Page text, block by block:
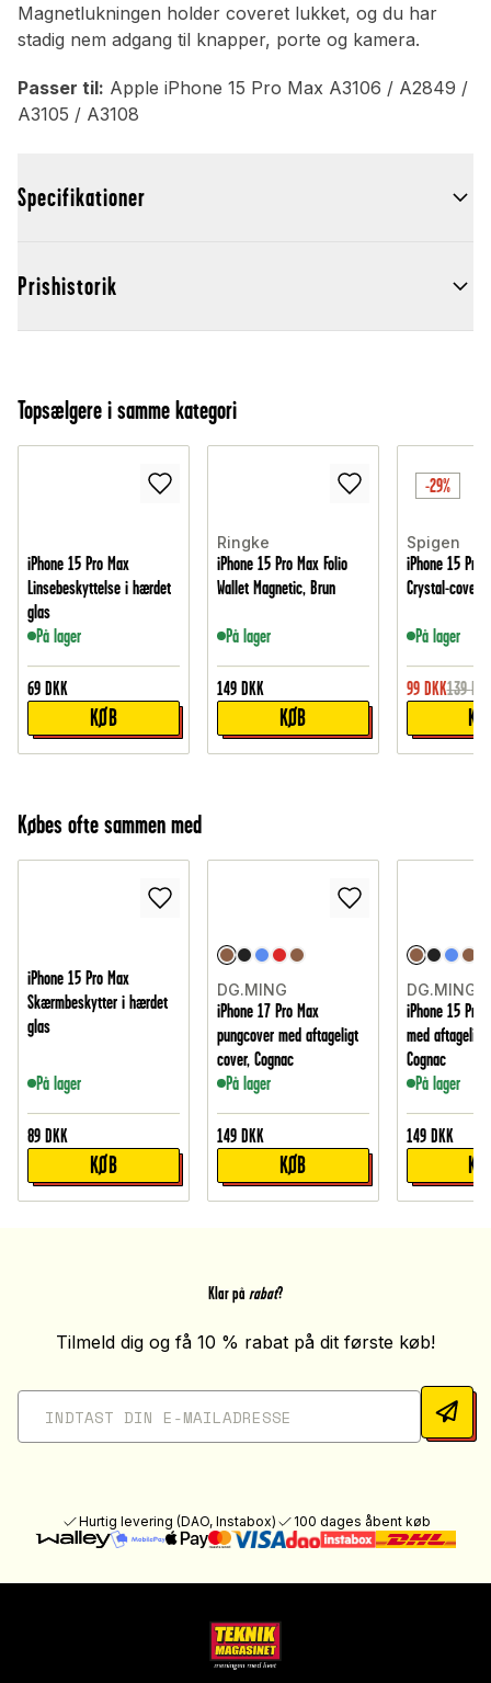
Magnetlukningen holder coveret lukket, og du har
stadig nem adgang til knapper, porte og kamera.
Passer til: Apple iPhone 15 Pro Max A3106 / A2849 /
A3105 / A3108
Specifikationer
Prishistorik
Topsælgere i samme kategori
iPhone 15 Pro Max
Linsebeskyttelse i hærdet
glas
På lager
69 DKK
KØB
Ringke
iPhone 15 Pro Max Folio
Wallet Magnetic, Brun
På lager
149 DKK
KØB
-29%
Spigen
iPhone 15 Pro
Crystal-cover,
På lager
99 DKK139
Købes ofte sammen med
iPhone 15 Pro Max
Skærmbeskytter i hærdet
glas
På lager
89 DKK
KØB
DG.MING
iPhone 17 Pro Max
pungcover med aftageligt
cover, Cognac
På lager
149 DKK
KØB
DG.MING
iPhone 15 Pro
med aftageligt
Cognac
På lager
149 DKK
Klar på rabat?
Tilmeld dig og få 10 % rabat på dit første køb!
Hurtig levering (DAO, Instabox) 100 dages åbent køb